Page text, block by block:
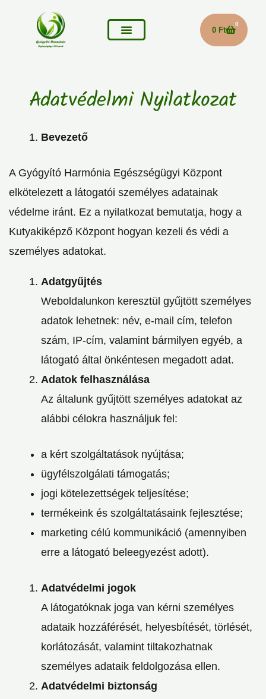
0 Ft
0
Kosár
Adatvédelmi Nyilatkozat
Bevezető
A Gyógyító Harmónia Egészségügyi Központ
elkötelezett a látogatói személyes adatainak
védelme iránt. Ez a nyilatkozat bemutatja, hogy a
Kutyakiképző Központ hogyan kezeli és védi a
személyes adatokat.
Adatgyűjtés
Weboldalunkon keresztül gyűjtött személyes
adatok lehetnek: név, e-mail cím, telefon
szám, IP-cím, valamint bármilyen egyéb, a
látogató által önkéntesen megadott adat.
Adatok felhasználása
Az általunk gyűjtött személyes adatokat az
alábbi célokra használjuk fel:
a kért szolgáltatások nyújtása;
ügyfélszolgálati támogatás;
jogi kötelezettségek teljesítése;
termékeink és szolgáltatásaink fejlesztése;
marketing célú kommunikáció (amennyiben
erre a látogató beleegyezést adott).
Adatvédelmi jogok
A látogatóknak joga van kérni személyes
adataik hozzáférését, helyesbítését, törlését,
korlátozását, valamint tiltakozhatnak
személyes adataik feldolgozása ellen.
Adatvédelmi biztonság